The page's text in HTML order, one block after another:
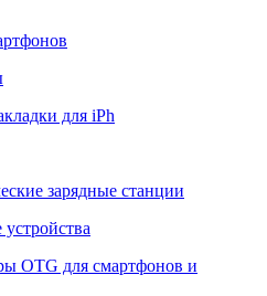
для iPh
зарядные станции
OTG для смартфонов и